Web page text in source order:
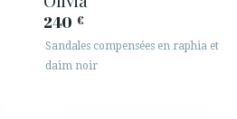
240 €
Sandales compensées en raphia et
daim noir